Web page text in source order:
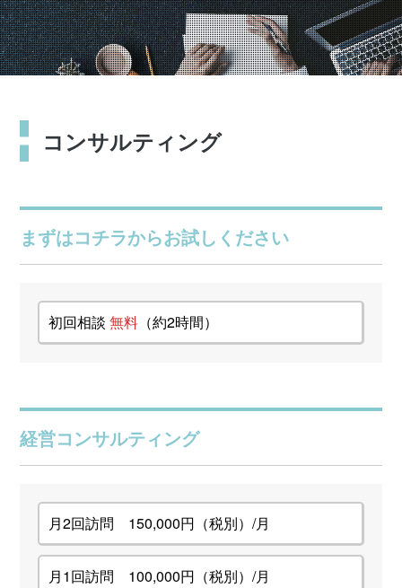
コンサルティング
まずはコチラからお試しください
初回相談無料 （約2時間）
経営コンサルティング
月2回訪問 150,000円（税別）/月
月1回訪問 100,000円（税別）/月